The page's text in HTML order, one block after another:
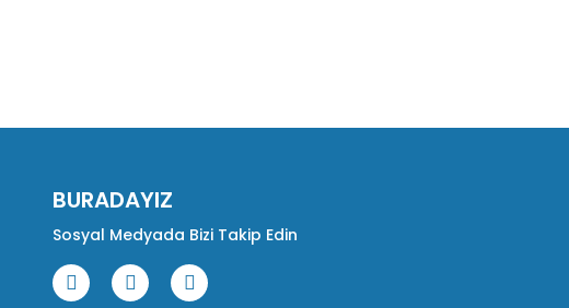
BURADAYIZ
Sosyal Medyada Bizi Takip Edin